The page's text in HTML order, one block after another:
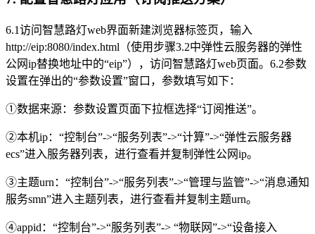
6.1访问智慧路灯web界面新建浏览器标签页，输入
http://eip:8080/index.html（使用步骤3.2中弹性云服务器的弹性
公网ip替换地址中的“eip”），访问智慧路灯web页面。6.2参数
设置在弹出的“参数设置”窗口，参数填写如下：
①数据来源：参数设置页面下拉框选择“订阅推送”。
②本机ip：“控制台”->“服务列表”->“计算”->“弹性云服务器
ecs”进入服务器列表，进行查看并复制弹性公网ip。
③主题urn：“控制台”->“服务列表”->“管理与监管”->“消息通知
服务smn”进入主题列表，进行查看并复制主题urn。
④appid：“控制台”->“服务列表”-> “物联网”->“设备接入